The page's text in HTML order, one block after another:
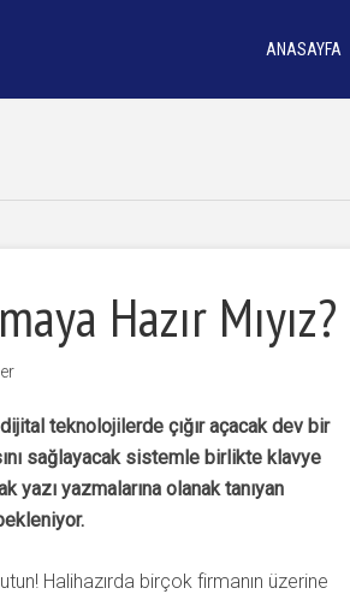
ANASAYFA
Hazır Mıyız?
teknolojilerde çığır açacak dev bir
sağlayacak sistemle birlikte klavye
yazı yazmalarına olanak tanıyan
Halihazırda birçok firmanın üzerine